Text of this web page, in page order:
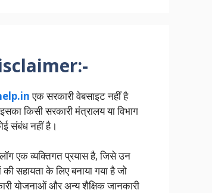
एक सरकारी वेबसाइट नहीं है
किसी सरकारी मंत्रालय या विभाग
संबंध नहीं है।
एक व्यक्तिगत प्रयास है, जिसे उन
की सहायता के लिए बनाया गया है जो
योजनाओं और अन्य शैक्षिक जानकारी